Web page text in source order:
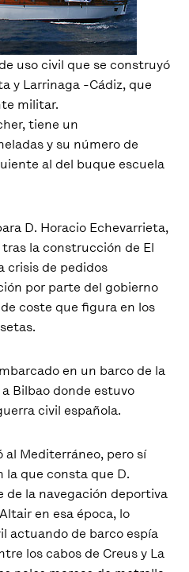
uso civil que se construyó
y Larrinaga -Cádiz, que
militar.
tiene un
y su número de
al del buque escuela
D. Horacio Echevarrieta,
la construcción de El
crisis de pedidos
por parte del gobierno
coste que figura en los
en un barco de la
Bilbao donde estuvo
civil española.
al Mediterráneo, pero sí
que consta que D.
de la navegación deportiva
en esa época, lo
actuando de barco espía
los cabos de Creus y La